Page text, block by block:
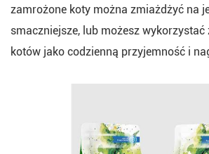
zamrożone koty można zmiażdżyć na
smaczniejsze, lub możesz
kotów jako codzienną przyjemność i